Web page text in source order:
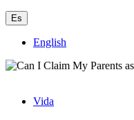
Es
English
Vida